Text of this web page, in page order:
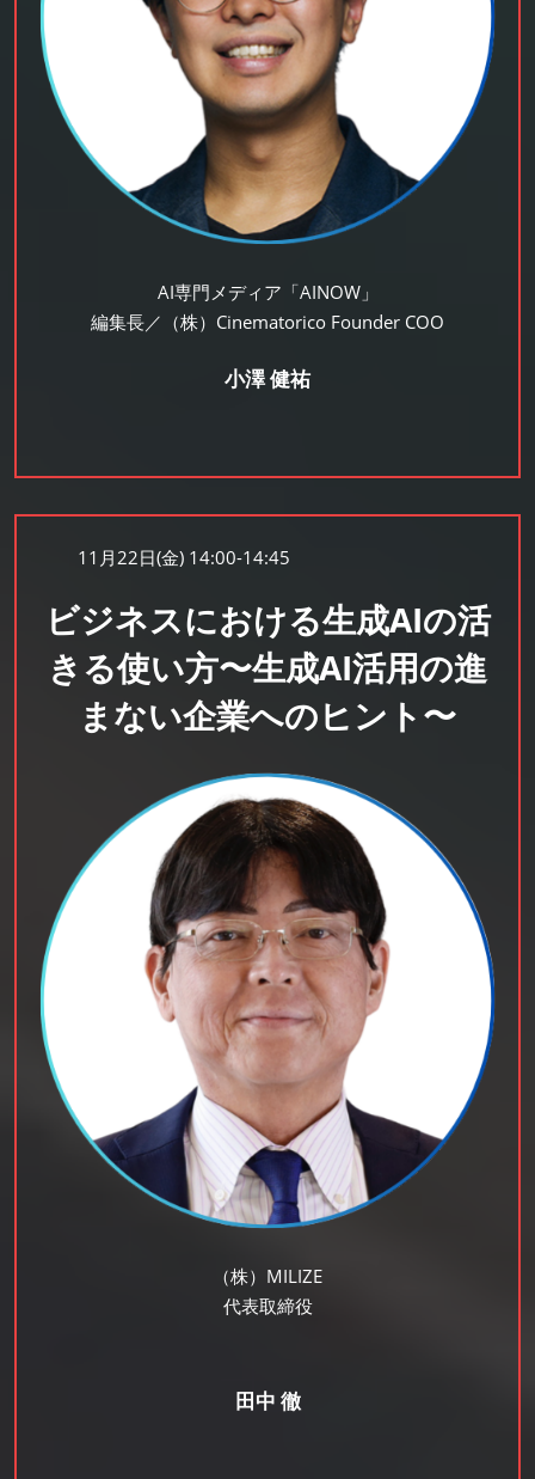
AI専門メディア「AINOW」
編集長／（株）Cinematorico Founder COO
小澤 健祐
11月22日(金) 14:00-14:45
ビジネスにおける生成AIの活
きる使い方〜生成AI活用の進
まない企業へのヒント〜
（株）MILIZE
代表取締役
田中 徹